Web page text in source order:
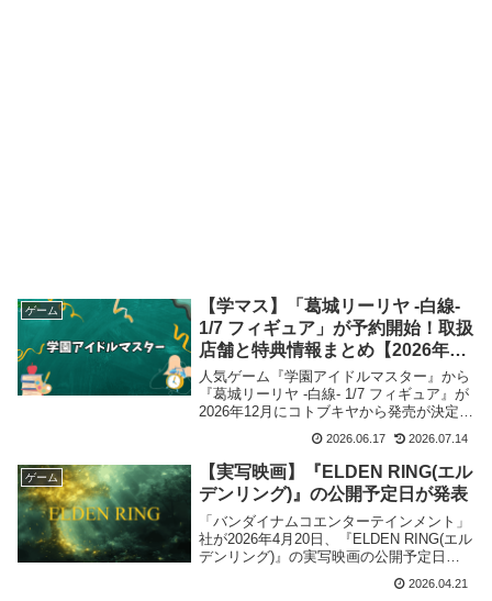
ゲーム
【学マス】「葛城リーリヤ -白線-
1/7 フィギュア」が予約開始！取扱
店舗と特典情報まとめ【2026年12
月発売】
人気ゲーム『学園アイドルマスター』から
『葛城リーリヤ -白線- 1/7 フィギュア』が
2026年12月にコトブキヤから発売が決定。
店舗や最安値など情報をまとめました。
2026.06.17 2026.07.14
ゲーム
【実写映画】『ELDEN RING(エル
デンリング)』の公開予定日が発表
「バンダイナムコエンターテインメント」
社が2026年4月20日、『ELDEN RING(エル
デンリング)』の実写映画の公開予定日を
2026.04.21